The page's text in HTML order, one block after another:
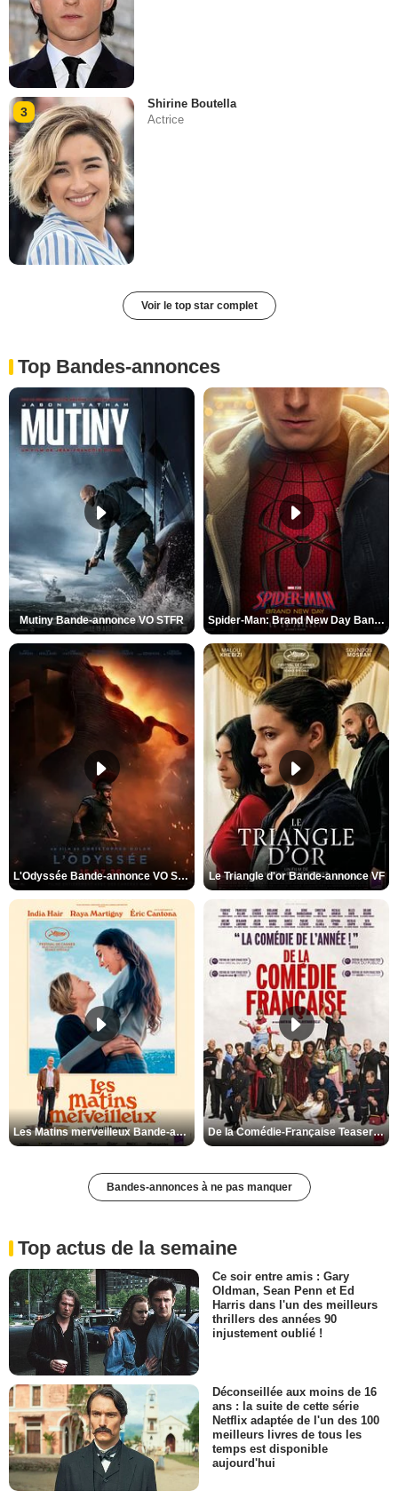
3
Shirine Boutella
Actrice
Voir le top star complet
Top Bandes-annonces
Mutiny Bande-annonce VO STFR Spider-Man: Brand New Day Bande-annonce VO STFR
L'Odyssée Bande-annonce VO STFR Le Triangle d'or Bande-annonce VF
Les Matins merveilleux Bande-annonce VF De la Comédie-Française Teaser VF
Bandes-annonces à ne pas manquer
Top actus de la semaine
Ce soir entre amis : Gary
Oldman, Sean Penn et Ed
Harris dans l'un des meilleurs
thrillers des années 90
injustement oublié !
Déconseillée aux moins de 16
ans : la suite de cette série
Netflix adaptée de l'un des 100
meilleurs livres de tous les
temps est disponible
aujourd'hui